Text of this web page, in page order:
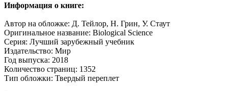
Информация о книге:
Автор на обложке: Д. Тейлор, Н. Грин, У. Стаут
Оригинальное название: Biological Science
Серия: Лучший зарубежный учебник
Издательство: Мир
Год выпуска: 2018
Количество страниц: 1352
Тип обложки: Твердый переплет